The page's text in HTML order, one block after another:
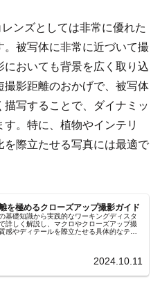
ンズとしては非常に優れた
被写体に非常に近づいて撮
おいても背景を広く取り込
影距離のおかげで、被写体
写することで、ダイナミッ
。特に、植物やインテリ
際立たせる写真には最適で
を極めるクローズアップ撮影ガイド
基礎知識から実践的なワーキングディスタ
詳しく解説し、マクロやクローズアップ撮
感やディテールを際立たせる具体的なテク
2024.10.11